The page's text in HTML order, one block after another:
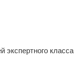
экспертного класса